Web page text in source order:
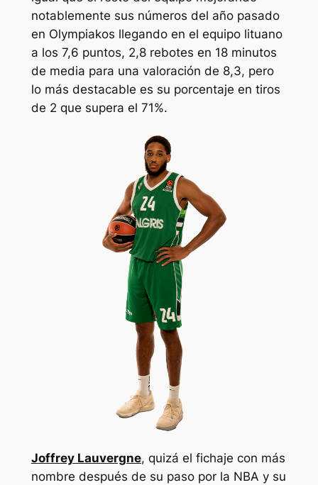
notablemente sus números del año pasado
en Olympiakos llegando en el equipo lituano
a los 7,6 puntos, 2,8 rebotes en 18 minutos
de media para una valoración de 8,3, pero
lo más destacable es su porcentaje en tiros
de 2 que supera el 71%.
Joffrey Lauvergne, quizá el fichaje con más
nombre después de su paso por la NBA y su